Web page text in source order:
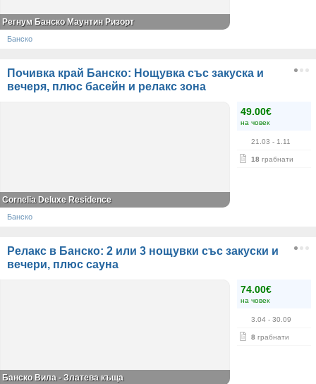
Регнум Банско Маунтин Ризорт
Банско
Почивка край Банско: Нощувка със закуска и
вечеря, плюс басейн и релакс зона
49.00€
на човек
21.03 - 1.11
18 грабнати
Cornelia Deluxe Residence
Банско
Релакс в Банско: 2 или 3 нощувки със закуски и
вечери, плюс сауна
74.00€
на човек
3.04 - 30.09
8 грабнати
Банско Вила - Златева къща